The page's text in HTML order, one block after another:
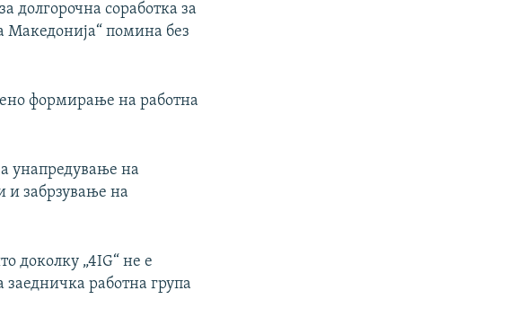
долгорочна соработка за
Македонија“ помина без
формирање на работна
унапредување на
и забрзување на
доколку „4IG“ не е
заедничка работна група